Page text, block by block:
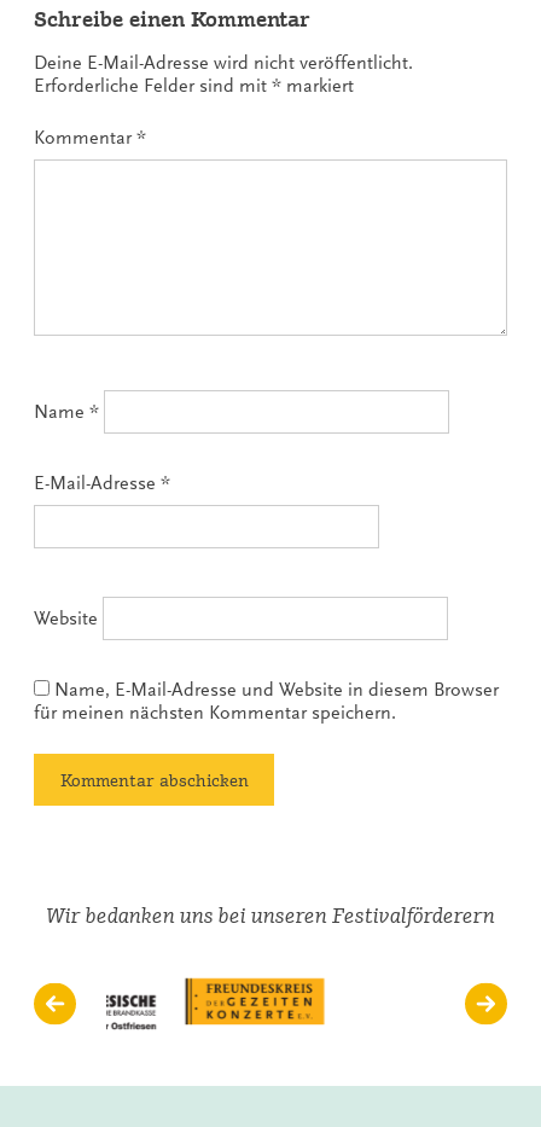
Schreibe einen Kommentar
Deine E-Mail-Adresse wird nicht veröffentlicht.
Erforderliche Felder sind mit * markiert
Kommentar*
Name *
E-Mail-Adresse *
Website
Name, E-Mail-Adresse und Website in diesem Browser
für meinen nächsten Kommentar speichern.
Wir bedanken uns bei unseren Festivalförderern